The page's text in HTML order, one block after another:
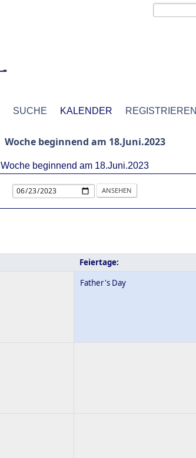
SUCHE KALENDER REGISTRIEREN
Woche beginnend am 18.Juni.2023
Woche beginnend am 18.Juni.2023
Feiertage:
Father's Day